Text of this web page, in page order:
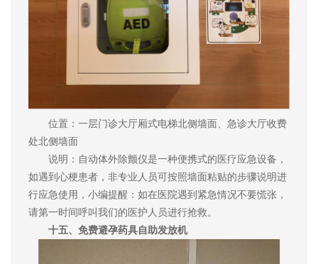
位置：一层门诊大厅厢式电梯北侧墙面、急诊大厅收费
处北侧墙面
说明：自动体外除颤仪是一种便携式的医疗应急设备，
如遇到心梗患者，非专业人员可按照墙面粘贴的步骤说明进
行应急使用，小编提醒：如在医院遇到紧急情况不要慌张，
请第一时间呼叫我们的医护人员进行抢救。
十五、免费避孕药具自助发放机